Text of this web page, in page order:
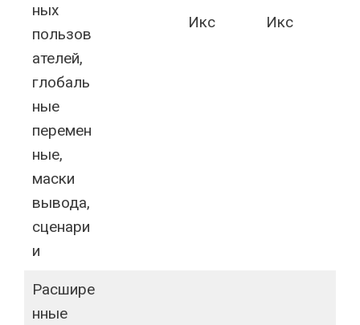
ных
пользов
ателей,
глобаль
ные
перемен
ные,
маски
вывода,
сценари
и
Икс Икс
Расшире
нные